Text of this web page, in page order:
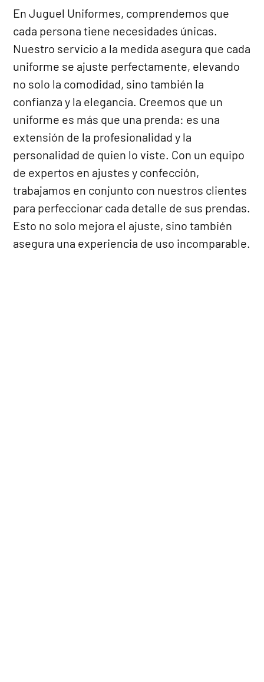
En Juguel Uniformes, comprendemos que
cada persona tiene necesidades únicas.
Nuestro servicio a la medida asegura que cada
uniforme se ajuste perfectamente, elevando
no solo la comodidad, sino también la
confianza y la elegancia. Creemos que un
uniforme es más que una prenda: es una
extensión de la profesionalidad y la
personalidad de quien lo viste. Con un equipo
de expertos en ajustes y confección,
trabajamos en conjunto con nuestros clientes
para perfeccionar cada detalle de sus prendas.
Esto no solo mejora el ajuste, sino también
asegura una experiencia de uso incomparable.